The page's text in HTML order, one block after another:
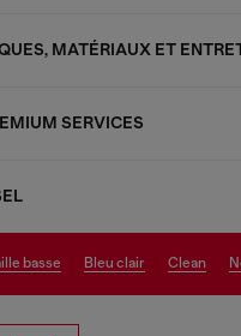
MATÉRIAUX ET
SERVICES
basse bleu clair clean